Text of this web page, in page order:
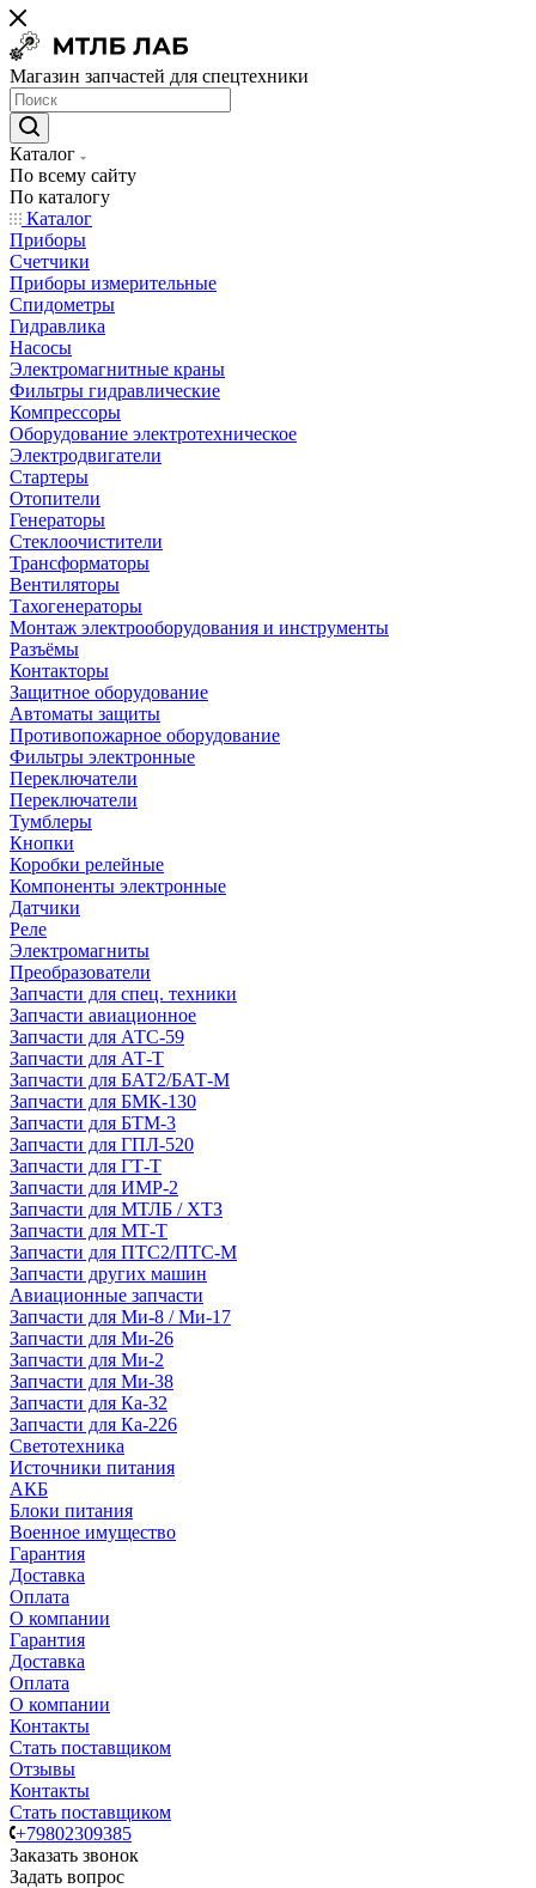
Магазин запчастей для спецтехники
Каталог
По всему сайту
По каталогу
Каталог
Приборы
Счетчики
Приборы измерительные
Спидометры
Гидравлика
Насосы
Электромагнитные краны
Фильтры гидравлические
Компрессоры
Оборудование электротехническое
Электродвигатели
Стартеры
Отопители
Генераторы
Стеклоочистители
Трансформаторы
Вентиляторы
Тахогенераторы
Монтаж электрооборудования и инструменты
Разъёмы
Контакторы
Защитное оборудование
Автоматы защиты
Противопожарное оборудование
Фильтры электронные
Переключатели
Переключатели
Тумблеры
Кнопки
Коробки релейные
Компоненты электронные
Датчики
Реле
Электромагниты
Преобразователи
Запчасти для спец. техники
Запчасти авиационное
Запчасти для АТС-59
Запчасти для АТ-Т
Запчасти для БАТ2/БАТ-М
Запчасти для БМК-130
Запчасти для БТМ-3
Запчасти для ГПЛ-520
Запчасти для ГТ-Т
Запчасти для ИМР-2
Запчасти для МТЛБ / ХТЗ
Запчасти для МТ-Т
Запчасти для ПТС2/ПТС-М
Запчасти других машин
Авиационные запчасти
Запчасти для Ми-8 / Ми-17
Запчасти для Ми-26
Запчасти для Ми-2
Запчасти для Ми-38
Запчасти для Ка-32
Запчасти для Ка-226
Светотехника
Источники питания
АКБ
Блоки питания
Военное имущество
Гарантия
Доставка
Оплата
О компании
Гарантия
Доставка
Оплата
О компании
Контакты
Стать поставщиком
Отзывы
Контакты
Стать поставщиком
+79802309385
Заказать звонок
Задать вопрос